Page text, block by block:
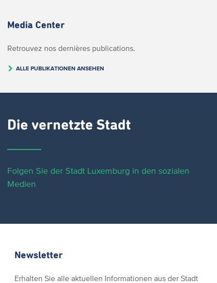
Media Center
Retrouvez nos dernières publications.
ALLE PUBLIKATIONEN ANSEHEN
Die vernetzte Stadt
Folgen Sie der Stadt Luxemburg in den sozialen
Medien
Newsletter
Erhalten Sie alle aktuellen Informationen aus der Stadt